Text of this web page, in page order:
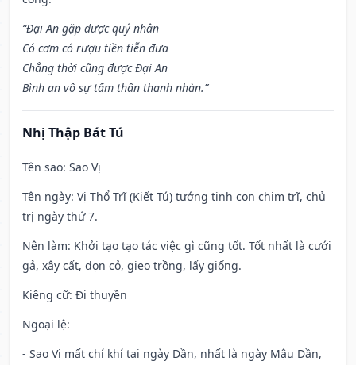
“Đại An gặp được quý nhân
Có cơm có rượu tiền tiễn đưa
Chẳng thời cũng được Đại An
Bình an vô sự tấm thân thanh nhàn.”
Nhị Thập Bát Tú
Tên sao: Sao Vị
Tên ngày: Vị Thổ Trĩ (Kiết Tú) tướng tinh con chim trĩ, chủ
trị ngày thứ 7.
Nên làm: Khởi tạo tạo tác việc gì cũng tốt. Tốt nhất là cưới
gả, xây cất, dọn cỏ, gieo trồng, lấy giống.
Kiêng cữ: Đi thuyền
Ngoại lệ:
- Sao Vị mất chí khí tại ngày Dần, nhất là ngày Mậu Dần,